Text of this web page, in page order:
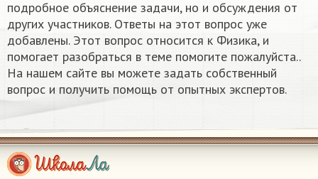
подробное объяснение задачи, но и обсуждения от
других участников. Ответы на этот вопрос уже
добавлены. Этот вопрос относится к Физика, и
помогает разобраться в теме помогите пожалуйста.​.
На нашем сайте вы можете задать собственный
вопрос и получить помощь от опытных экспертов.